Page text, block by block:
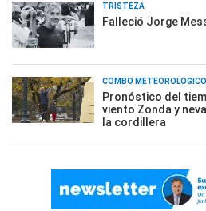
TRISTEZA
Falleció Jorge
COMBO METEOROLÓGICO
Pronóstico del
viento Zonda y
la cordillera